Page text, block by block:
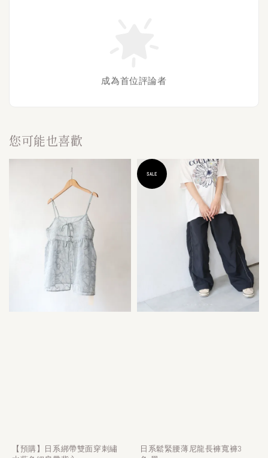
成為首位評論者
您可能也喜歡
【預購】日系綁帶雙面穿刺繡
SALE
日系鬆緊腰薄尼龍長褲寬褲3